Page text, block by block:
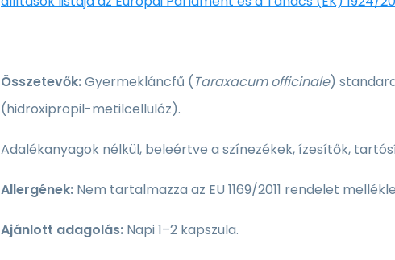
Összetevők:Gyermekláncfű (Taraxacum officinale)
(hidroxipropil-metilcellulóz).
Adalékanyagok nélkül, beleértve a színezékek, ízesítők,
Allergének: Nem tartalmazza az EU 1169/2011 rendelet
Ajánlott adagolás: Napi 1–2 kapszula.